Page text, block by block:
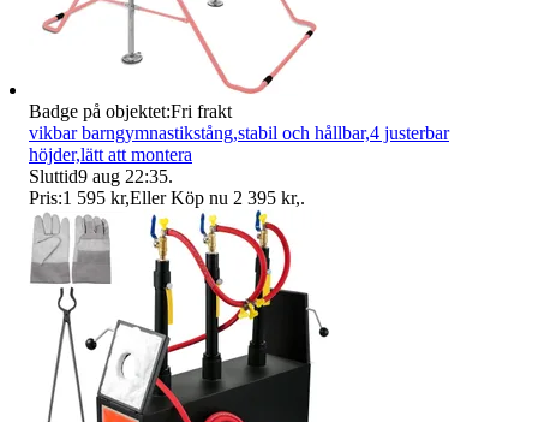
Badge på objektet:Fri frakt
vikbar barngymnastikstång,stabil och hållbar,4 justerbar
höjder,lätt att montera
Sluttid9 aug 22:35.
Pris:1 595 kr,Eller Köp nu 2 395 kr,.